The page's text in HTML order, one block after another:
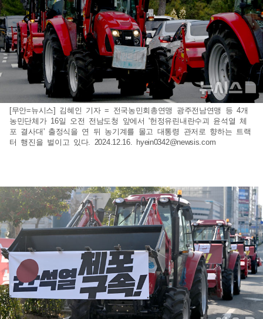
[무안=뉴시스] 김혜인 기자 = 전국농민회총연맹 광주전남연맹 등 4개
농민단체가 16일 오전 전남도청 앞에서 '헌정유린내란수괴 윤석열 체
포 결사대' 출정식을 연 뒤 농기계를 몰고 대통령 관저로 향하는 트랙
터 행진을 벌이고 있다. 2024.12.16. hyein0342@newsis.com